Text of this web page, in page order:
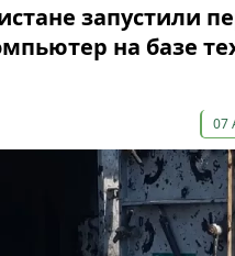
запустили
на базе
07